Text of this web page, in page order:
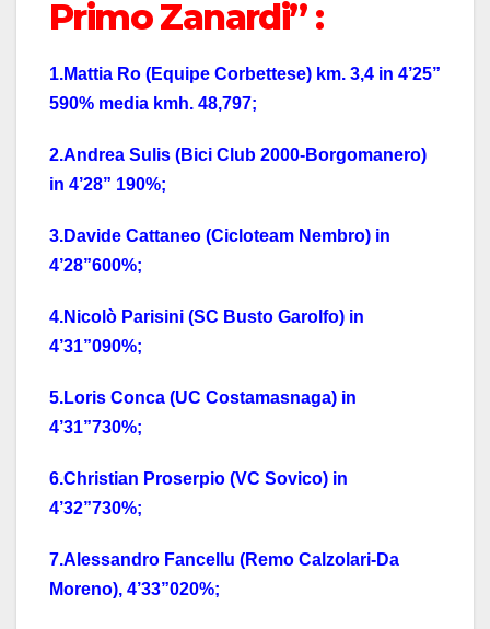
Primo Zanardi” :
1.Mattia Ro (Equipe Corbettese) km. 3,4 in 4’25”
590% media kmh. 48,797;
2.Andrea Sulis (Bici Club 2000-Borgomanero)
in 4’28” 190%;
3.Davide Cattaneo (Cicloteam Nembro) in
4’28”600%;
4.Nicolò Parisini (SC Busto Garolfo) in
4’31”090%;
5.Loris Conca (UC Costamasnaga) in
4’31”730%;
6.Christian Proserpio (VC Sovico) in
4’32”730%;
7.Alessandro Fancellu (Remo Calzolari-Da
Moreno), 4’33”020%;